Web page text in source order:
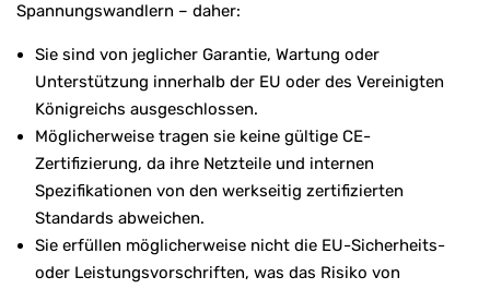
Spannungswandlern – daher:
Sie sind von jeglicher Garantie, Wartung oder
Unterstützung innerhalb der EU oder des Vereinigten
Königreichs ausgeschlossen.
Möglicherweise tragen sie keine gültige CE-
Zertifizierung, da ihre Netzteile und internen
Spezifikationen von den werkseitig zertifizierten
Standards abweichen.
Sie erfüllen möglicherweise nicht die EU-Sicherheits-
oder Leistungsvorschriften, was das Risiko von